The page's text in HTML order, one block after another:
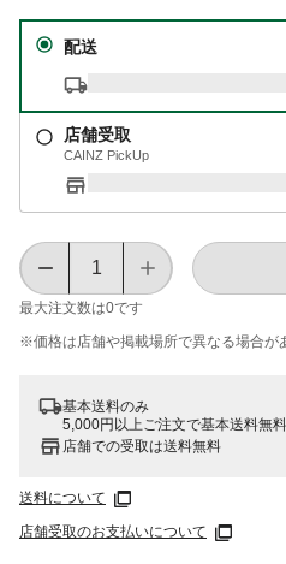
配送
店舗受取
CAINZ PickUp
最大注文数は0です
※価格は​店舗や​掲載場所で​異なる​場合が​
基本送料のみ
5,000円以上ご注文で基本送料無料
店舗での受取は送料無料
送料について
店舗受取のお支払いについて